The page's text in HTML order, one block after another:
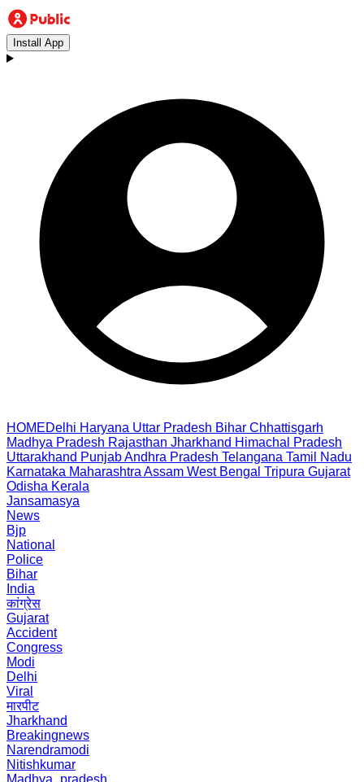
Install App
HOMEDelhi Haryana Uttar Pradesh Bihar Chhattisgarh
Madhya Pradesh Rajasthan Jharkhand Himachal Pradesh
Uttarakhand PunjabAndhra Pradesh Telangana Tamil Nadu
Karnataka Maharashtra Assam West Bengal Tripura Gujarat
Odisha Kerala
Jansamasya
News
Bjp
National
Police
Bihar
India
कांग्रेस
Gujarat
Accident
Congress
Modi
Delhi
Viral
मारपीट
Jharkhand
Breakingnews
Narendramodi
Nitishkumar
Madhya_pradesh